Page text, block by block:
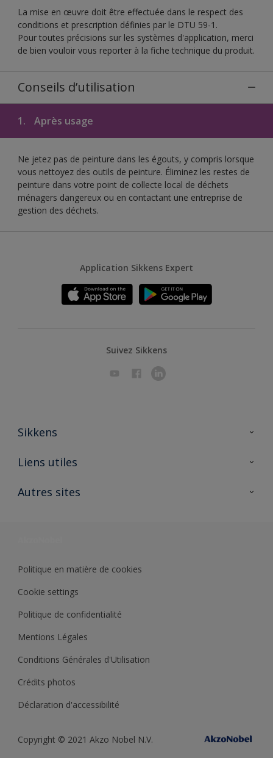
La mise en œuvre doit être effectuée dans le respect des
conditions et prescription définies par le DTU 59-1.
Pour toutes précisions sur les systèmes d'application, merci
de bien vouloir vous reporter à la fiche technique du produit.
Conseils d’utilisation
1. Après usage
Ne jetez pas de peinture dans les égouts, y compris lorsque
vous nettoyez des outils de peinture. Éliminez les restes de
peinture dans votre point de collecte local de déchets
ménagers dangereux ou en contactant une entreprise de
gestion des déchets.
Application Sikkens Expert
Suivez Sikkens
Sikkens
A propos de Sikkens
Liens utiles
Ouvrir un magasin PASS
Autres sites
Politique en matière de cookies
Cookie settings
Politique de confidentialité
Mentions Légales
Conditions Générales d'Utilisation
Crédits photos
Déclaration d'accessibilité
Copyright © 2021 Akzo Nobel N.V.